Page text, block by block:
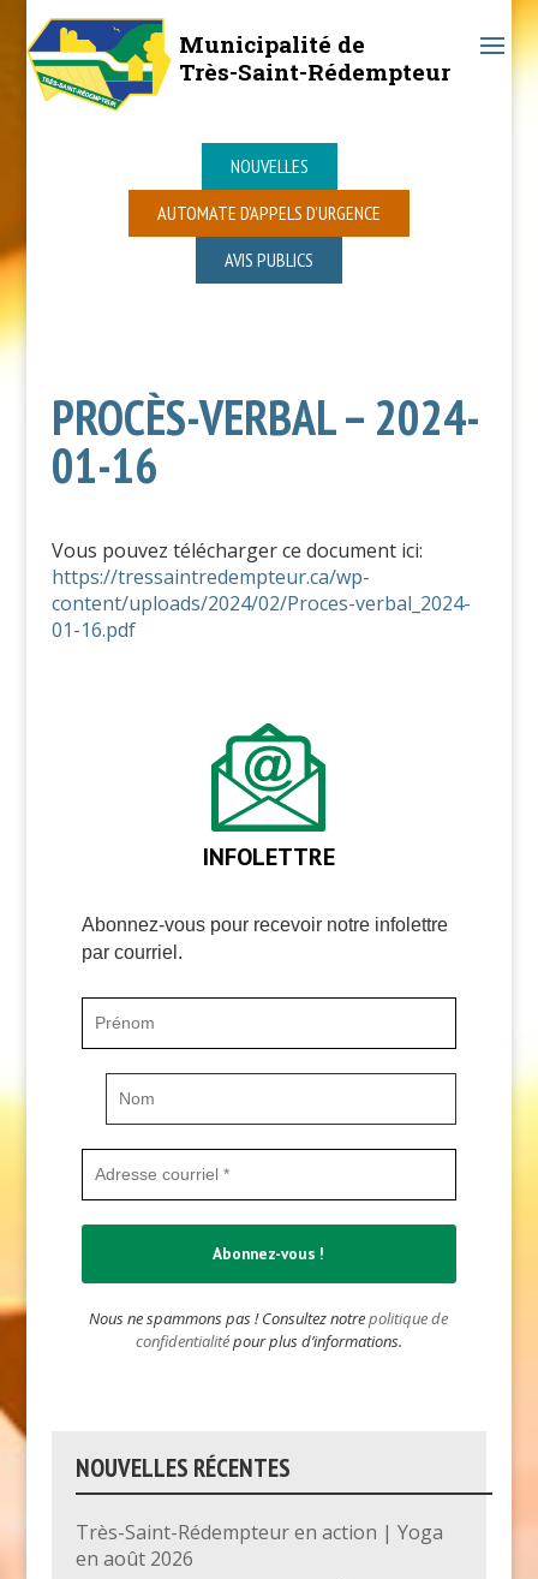
Municipalité de
Très-Saint-Rédempteur
NOUVELLES
AUTOMATE D’APPELS D’URGENCE
AVIS PUBLICS
PROCÈS-VERBAL – 2024-
01-16
Vous pouvez télécharger ce document ici:
https://tressaintredempteur.ca/wp-
content/uploads/2024/02/Proces-verbal_2024-
01-16.pdf
INFOLETTRE
Abonnez-vous pour recevoir notre infolettre
par courriel.
Nous ne spammons pas ! Consultez notrepolitique de
confidentialitépour plus d’informations.
NOUVELLES RÉCENTES
Très-Saint-Rédempteur en action | Yoga
en août 2026